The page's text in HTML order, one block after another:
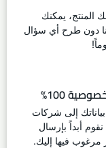
المنتج، يمكنك
دون طرح أي سؤال
100%
بياناتك إلى شركات
أبداً بإرسال
مرغوب فيها إليك.